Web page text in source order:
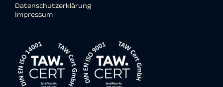
Datenschutzerklärung
Impressum